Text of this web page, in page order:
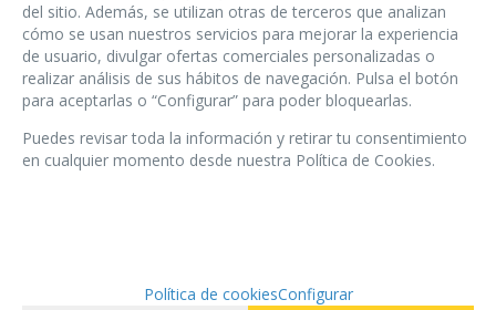
Un juego de observación y rapidez para toda la
familia, esta versión del juego de cartas Twin It
Contiene una hoja de inspiración con las
del sitio. Además, se utilizan otras de terceros que analizan
cómo se usan nuestros servicios para mejorar la experiencia
de usuario, divulgar ofertas comerciales personalizadas o
realizar análisis de sus hábitos de navegación. Pulsa el botón
para aceptarlas o “Configurar” para poder bloquearlas.
Puedes revisar toda la información y retirar tu consentimiento
en cualquier momento desde nuestra Política de Cookies.
Política de cookiesConfigurar